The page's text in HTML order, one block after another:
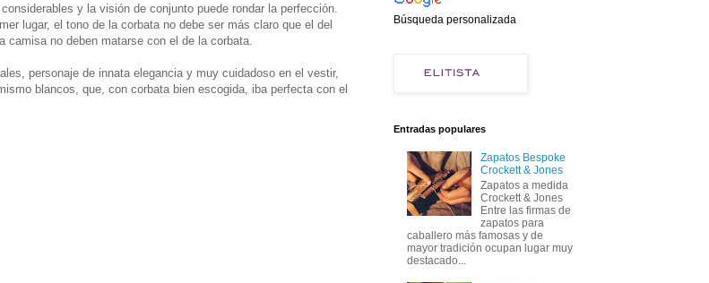
y la visión de conjunto puede rondar la perfección.
lugar, el tono de la corbata no debe ser más claro que el del
no deben matarse con el de la corbata.
personaje de innata elegancia y muy cuidadoso en el vestir,
blancos, que, con corbata bien escogida, iba perfecta con el
Búsqueda personalizada
Entradas populares
Zapatos Bespoke
Crockett & Jones
Zapatos a medida
Crockett & Jones
Entre las firmas de
zapatos para
caballero más famosas y de
mayor tradición ocupan lugar muy
destacado...